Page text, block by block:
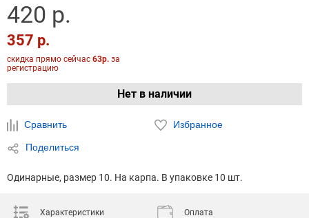
420 р.
357 р.
скидка прямо сейчас 63р. за
регистрацию
Нет в наличии
Сравнить Избранное
Поделиться
Одинарные, размер 10. На карпа. В упаковке 10 шт.
Характеристики Оплата